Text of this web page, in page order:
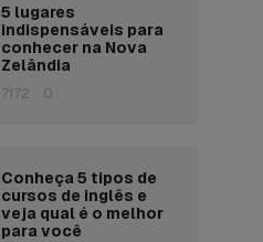
5 lugares
indispensáveis para
conhecer na Nova
Zelândia
7172 0
Conheça 5 tipos de
cursos de inglês e
veja qual é o melhor
para você